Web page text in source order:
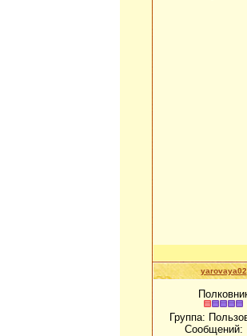
yarovaya02
Группа:
Сообщений: